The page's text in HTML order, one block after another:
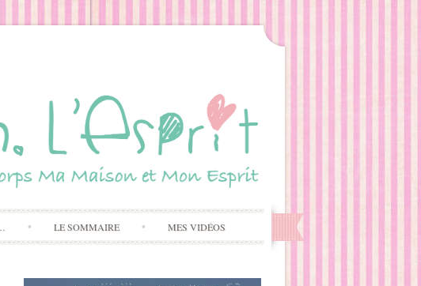
LE SOMMAIRE MES VIDÉOS